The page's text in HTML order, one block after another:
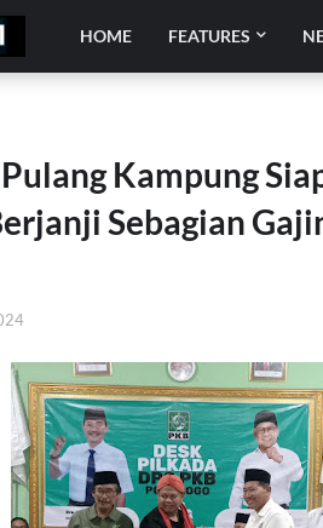
HOME FEATURES
Kampung
Sebagian